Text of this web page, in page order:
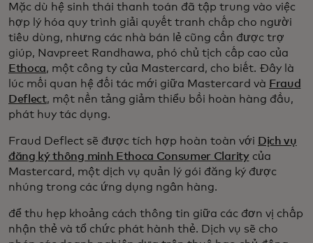
Mặc dù hệ sinh thái thanh toán đã tập trung vào việc
hợp lý hóa quy trình giải quyết tranh chấp cho người
tiêu dùng, nhưng các nhà bán lẻ cũng cần được trợ
giúp, Navpreet Randhawa, phó chủ tịch cấp cao của
Ethoca, một công ty của Mastercard, cho biết. Đây là
lúc mối quan hệ đối tác mới giữa Mastercard và Fraud
Deflect, một nền tảng giảm thiểu bồi hoàn hàng đầu,
phát huy tác dụng.
Fraud Deflect sẽ được tích hợp hoàn toàn với Dịch vụ
đăng ký thông minh Ethoca Consumer Claritycủa
Mastercard, một dịch vụ quản lý gói đăng ký được
nhúng trong các ứng dụng ngân hàng.
để thu hẹp khoảng cách thông tin giữa các đơn vị chấp
nhận thẻ và tổ chức phát hành thẻ. Dịch vụ sẽ cho